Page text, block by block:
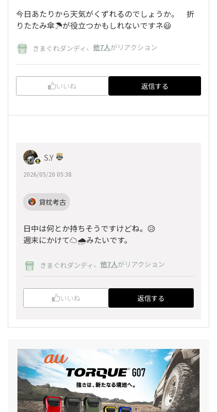
今日あたりから天気がくずれるのでしょうか。 折
りたたみ傘☂が役立つかもしれないですネ😃
きまぐれダンディ 、 他7人がリアクション
いいね 返信する
S.Y
2026/05/20 05:38
貸枕考古
日中は何とか持ちそうですけどね。😥
週末にかけて☁️🌧️みたいです。
きまぐれダンディ 、 他7人がリアクション
いいね 返信する